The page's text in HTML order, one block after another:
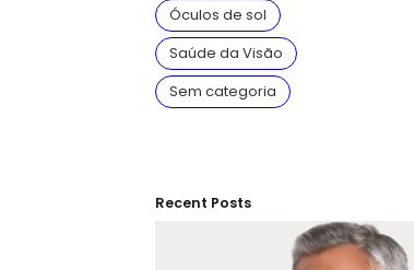
Óculos de sol
Saúde da Visão
Sem categoria
Recent Posts